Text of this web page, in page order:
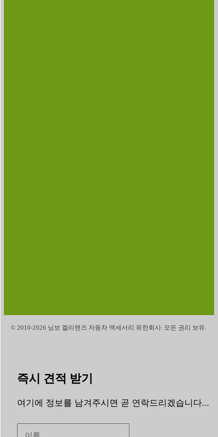
© 2010-2026 닝보 켈리랜즈 자동차 액세서리 유한회사. 모든 권리 보유.
즉시 견적 받기
여기에 정보를 남겨주시면 곧 연락드리겠습니다...